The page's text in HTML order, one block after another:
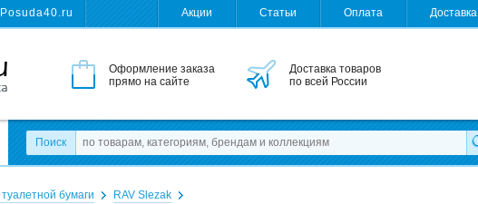
Posuda40.ru Акции Статьи Оплата Доставка
Оформление заказа
прямо на сайте
Доставка товаров
по всей России
Поиск
бумаги RAV Slezak